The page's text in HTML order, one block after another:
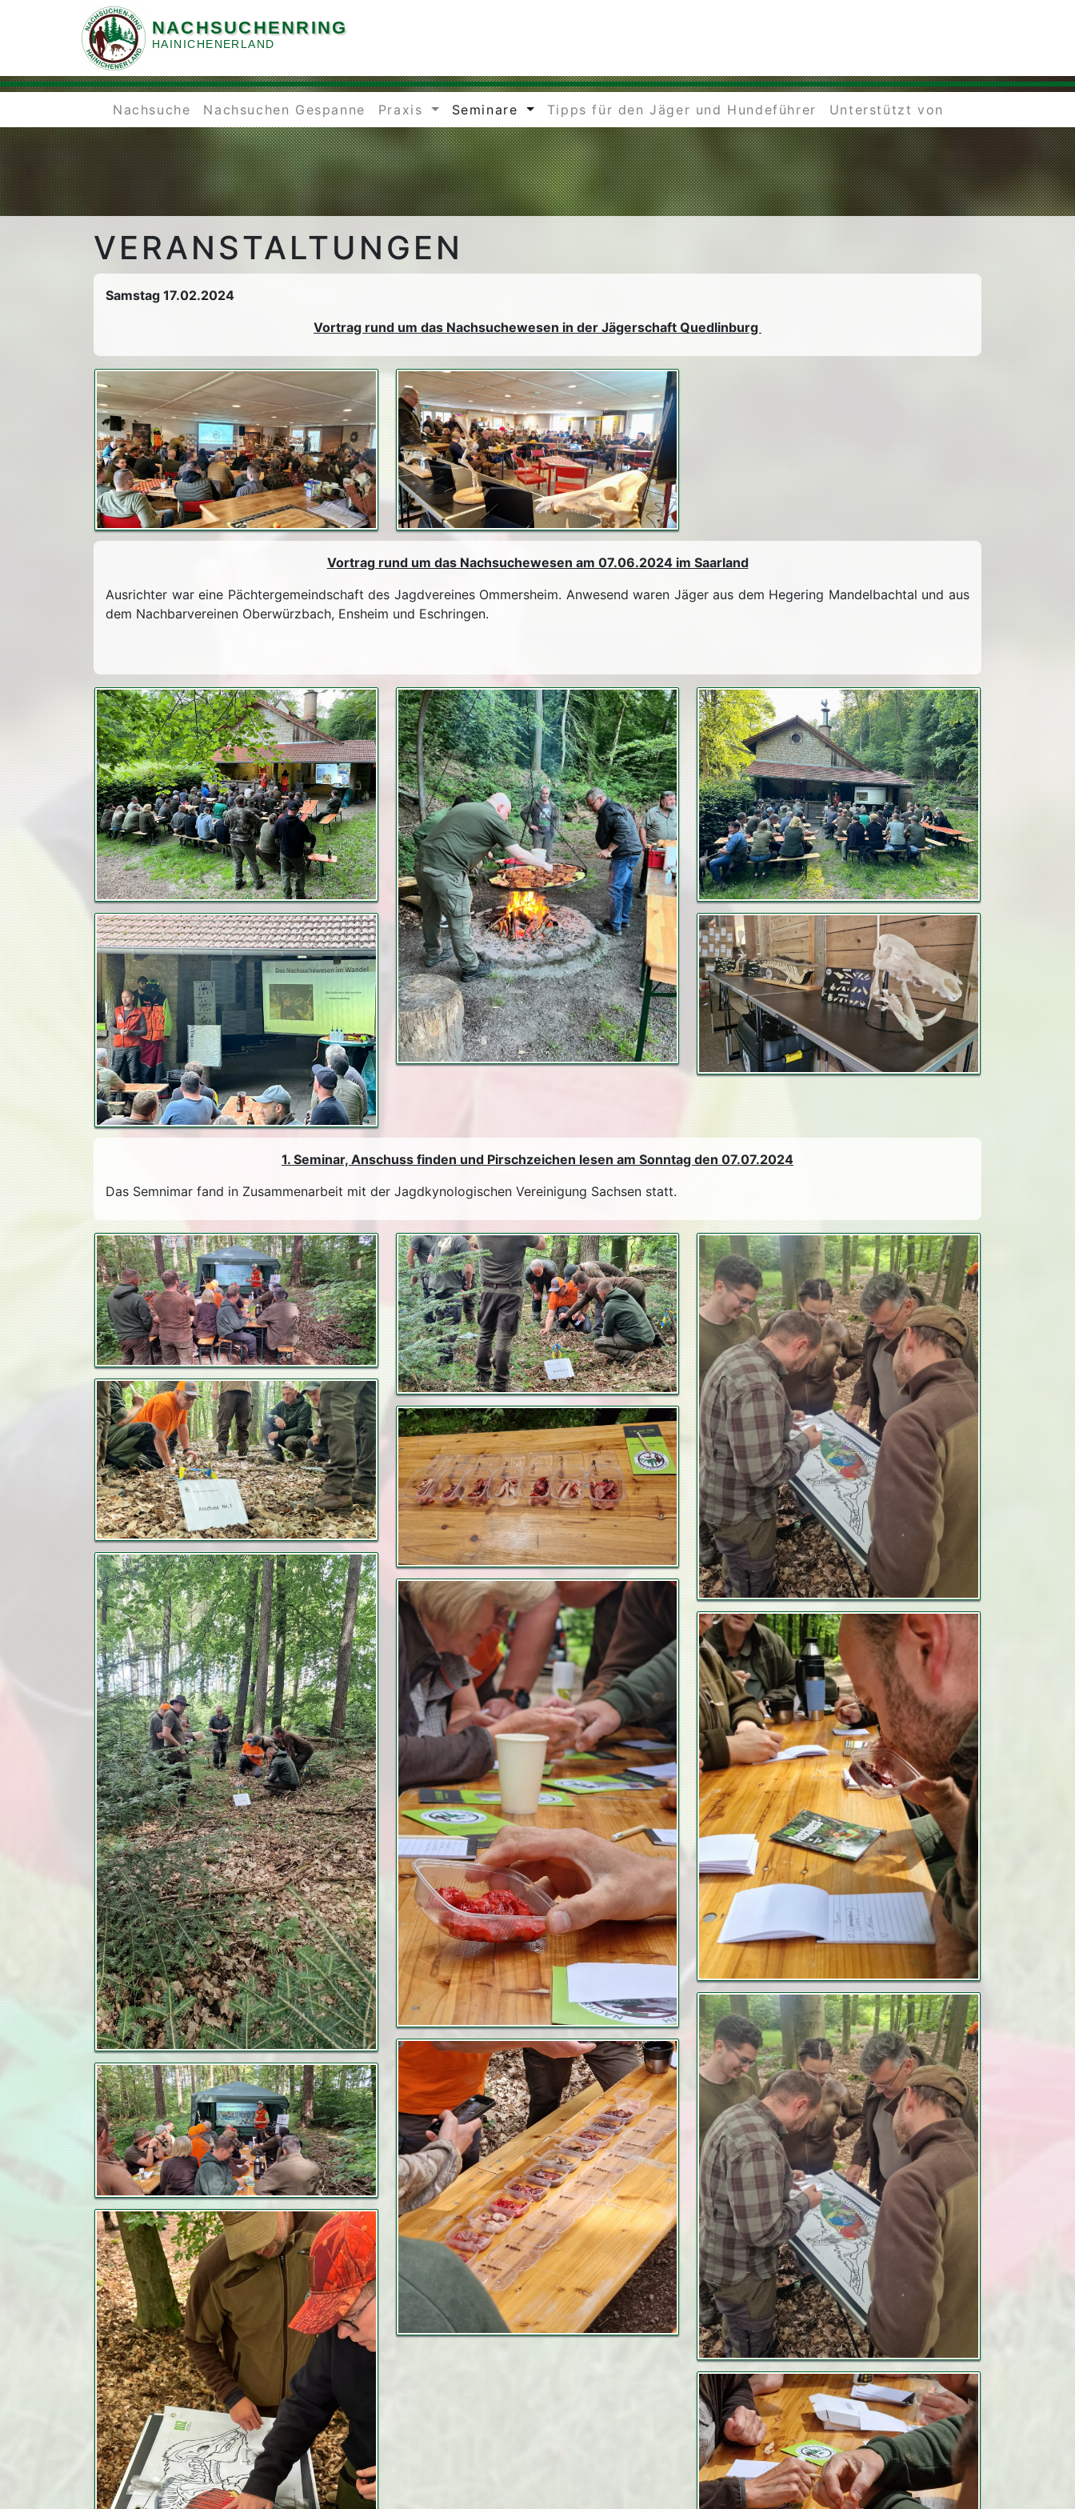
Nachsuche Nachsuchen Gespanne Praxis Seminare Tipps für den Jäger und Hundeführer Unterstützt von
NACHSUCHENRING
HAINICHENERLAND
VERANSTALTUNGEN
Samstag 17.02.2024
Vortrag rund um das Nachsuchewesen in der Jägerschaft Quedlinburg
Vortrag rund um das Nachsuchewesen am 07.06.2024 im Saarland
Ausrichter war eine Pächtergemeindschaft des Jagdvereines Ommersheim. Anwesend waren Jäger aus dem Hegering Mandelbachtal und aus
dem Nachbarvereinen Oberwürzbach, Ensheim und Eschringen.
1. Seminar, Anschuss finden und Pirschzeichen lesen am Sonntag den 07.07.2024
Das Semnimar fand in Zusammenarbeit mit der Jagdkynologischen Vereinigung Sachsen statt.